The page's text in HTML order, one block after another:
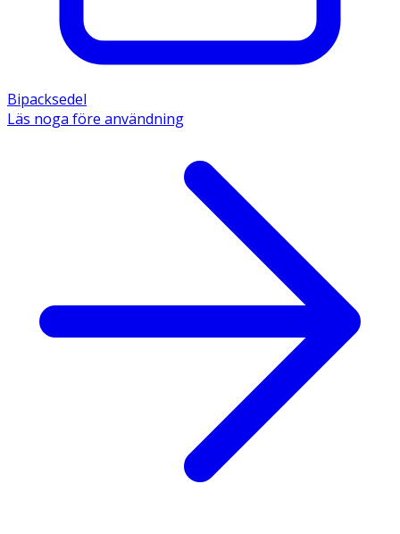
Bipacksedel
Läs noga före användning